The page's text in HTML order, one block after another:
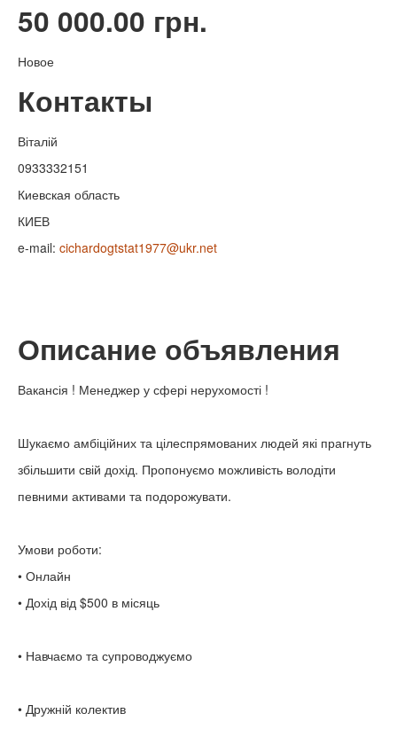
50 000.00 грн.
Новое
Контакты
Віталій
0933332151
Киевская область
КИЕВ
e-mail: cichardogtstat1977@ukr.net
Описание объявления
Вакансія ! Менеджер у сфері нерухомості !
Шукаємо амбіційних та цілеспрямованих людей які прагнуть
збільшити свій дохід. Пропонуємо можливість володіти
певними активами та подорожувати.
Умови роботи:
• Онлайн
• Дохід від $500 в місяць
• Навчаємо та супроводжуємо
• Дружній колектив